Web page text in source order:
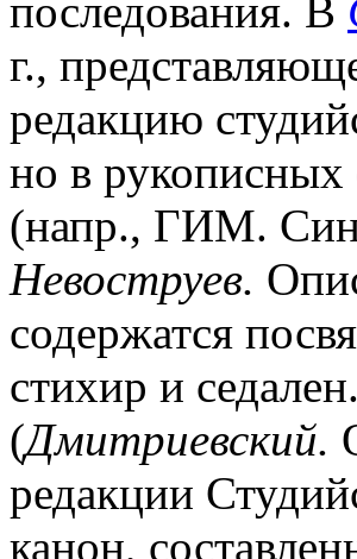
последования. В
г.,
редакцию
но в рукописных
(напр., ГИМ.
Невоструев.
содержатся
стихир и седален.
(Дмитриевский.
редакции
канон,